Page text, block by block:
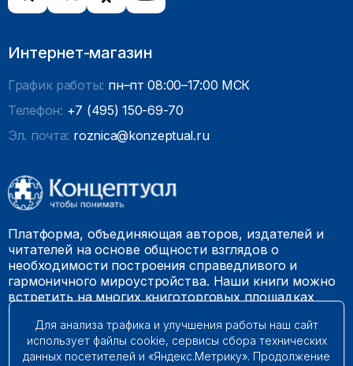
Интернет-магазин
График работы: пн–пт 08:00–17:00 МСК
Телефон: +7 (495) 150-69-70
Эл. почта: roznica@konzeptual.ru
Платформа, объединяющая авторов, издателей и
читателей на основе общности взглядов о
необходимости построения справедливого и
гармоничного мироустройства. Наши книги можно
встретить на многих книготорговых площадках
© 2009 – 2026. Все права защищены.
Для анализа трафика и улучшения работы наш сайт
использует файлы cookie, сервисы сбора технических
данных посетителей и «Яндекс.Метрику». Продолжение